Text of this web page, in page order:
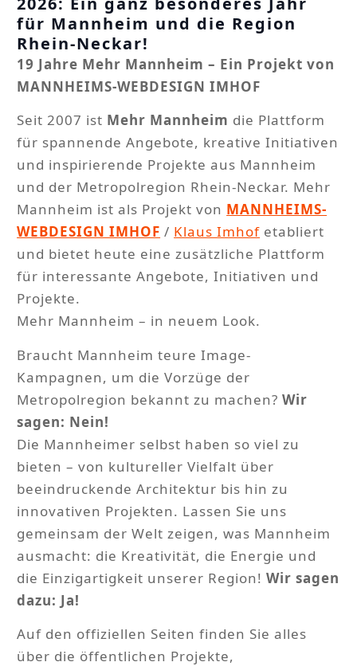
für Mannheim und die Region
Rhein-Neckar!
19 Jahre Mehr Mannheim – Ein Projekt von
MANNHEIMS-WEBDESIGN IMHOF
Seit 2007 ist Mehr Mannheim die Plattform
für spannende Angebote, kreative Initiativen
und inspirierende Projekte aus Mannheim
und der Metropolregion Rhein-Neckar. Mehr
Mannheim ist als Projekt von MANNHEIMS-
WEBDESIGN IMHOF / Klaus Imhof etabliert
und bietet heute eine zusätzliche Plattform
für interessante Angebote, Initiativen und
Projekte.
Mehr Mannheim – in neuem Look.
Braucht Mannheim teure Image-
Kampagnen, um die Vorzüge der
Metropolregion bekannt zu machen?Wir
sagen: Nein!
Die Mannheimer selbst haben so viel zu
bieten – von kultureller Vielfalt über
beeindruckende Architektur bis hin zu
innovativen Projekten. Lassen Sie uns
gemeinsam der Welt zeigen, was Mannheim
ausmacht: die Kreativität, die Energie und
die Einzigartigkeit unserer Region! Wir sagen
dazu: Ja!
Auf den offiziellen Seiten finden Sie alles
über die öffentlichen Projekte,